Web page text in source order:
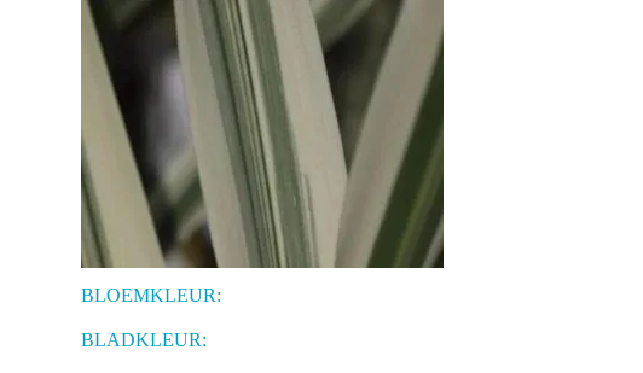
BLOEMKLEUR:
BLADKLEUR: